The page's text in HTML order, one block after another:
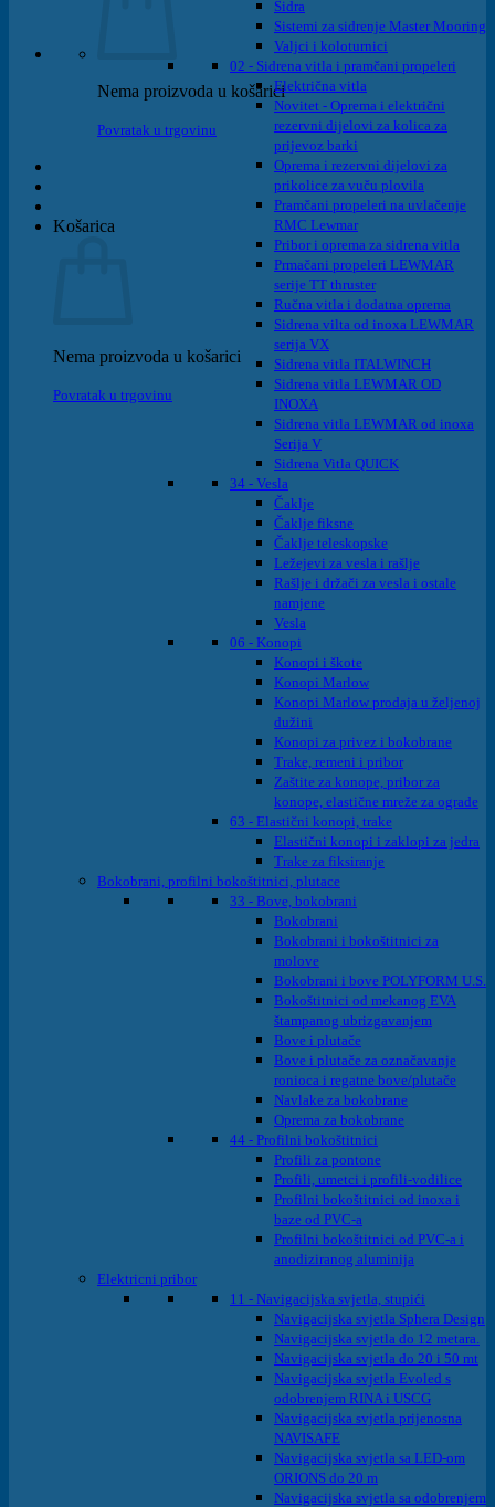
Nema proizvoda u košarici
Povratak u trgovinu
Košarica
Nema proizvoda u košarici
Povratak u trgovinu
Sidra
Sistemi za sidrenje Master Mooring
Valjci i koloturnici
02 - Sidrena vitla i pramčani propeleri
Električna vitla
Novitet - Oprema i električni
rezervni dijelovi za kolica za
prijevoz barki
Oprema i rezervni dijelovi za
prikolice za vuču plovila
Pramčani propeleri na uvlačenje
RMC Lewmar
Pribor i oprema za sidrena vitla
Prmačani propeleri LEWMAR
serije TT thruster
Ručna vitla i dodatna oprema
Sidrena vilta od inoxa LEWMAR
serija VX
Sidrena vitla ITALWINCH
Sidrena vitla LEWMAR OD
INOXA
Sidrena vitla LEWMAR od inoxa
Serija V
Sidrena Vitla QUICK
34 - Vesla
Čaklje
Čaklje fiksne
Čaklje teleskopske
Ležejevi za vesla i rašlje
Rašlje i držači za vesla i ostale
namjene
Vesla
06 - Konopi
Konopi i škote
Konopi Marlow
Konopi Marlow prodaja u željenoj
dužini
Konopi za privez i bokobrane
Trake, remeni i pribor
Zaštite za konope, pribor za
konope, elastične mreže za ograde
63 - Elastični konopi, trake
Elastični konopi i zaklopi za jedra
Trake za fiksiranje
Bokobrani, profilni bokoštitnici, plutace
33 - Bove, bokobrani
Bokobrani
Bokobrani i bokoštitnici za
molove
Bokobrani i bove POLYFORM U.S.
Bokoštitnici od mekanog EVA
štampanog ubrizgavanjem
Bove i plutače
Bove i plutače za označavanje
ronioca i regatne bove/plutače
Navlake za bokobrane
Oprema za bokobrane
44 - Profilni bokoštitnici
Profili za pontone
Profili, umetci i profili-vodilice
Profilni bokoštitnici od inoxa i
baze od PVC-a
Profilni bokoštitnici od PVC-a i
anodiziranog aluminija
Elektricni pribor
11 - Navigacijska svjetla, stupići
Navigacijska svjetla Sphera Design
Navigacijska svjetla do 12 metara.
Navigacijska svjetla do 20 i 50 mt
Navigacijska svjetla Evoled s
odobrenjem RINA i USCG
Navigacijska svjetla prijenosna
NAVISAFE
Navigacijska svjetla sa LED-om
ORIONS do 20 m
Navigacijska svjetla sa odobrenjem